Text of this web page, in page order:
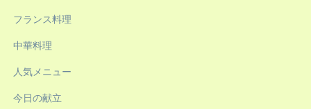
フランス料理
中華料理
人気メニュー
今日の献立